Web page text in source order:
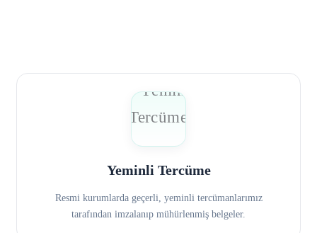
Yeminli Tercüme
Resmi kurumlarda geçerli, yeminli tercümanlarımız
tarafından imzalanıp mühürlenmiş belgeler.